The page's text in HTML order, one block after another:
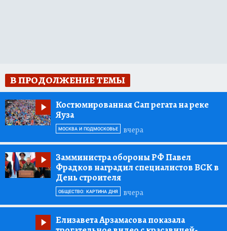
В ПРОДОЛЖЕНИЕ ТЕМЫ
Костюмированная Сап регата на реке
Яуза
вчера
МОСКВА И ПОДМОСКОВЬЕ
Замминистра обороны РФ Павел
Фрадков наградил специалистов ВСК в
День строителя
вчера
ОБЩЕСТВО: КАРТИНА ДНЯ
Елизавета Арзамасова показала